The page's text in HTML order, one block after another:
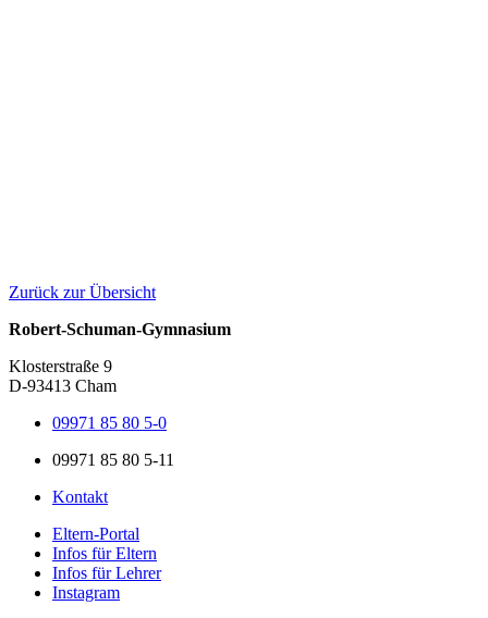
Zurück zur Übersicht
Robert-Schuman-Gymnasium
Klosterstraße 9
D-93413 Cham
09971 85 80 5-0
09971 85 80 5-11
Kontakt
Eltern-Portal
Infos für Eltern
Infos für Lehrer
Instagram